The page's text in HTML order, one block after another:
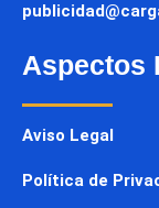
Aspectos
Aviso Legal
Política de